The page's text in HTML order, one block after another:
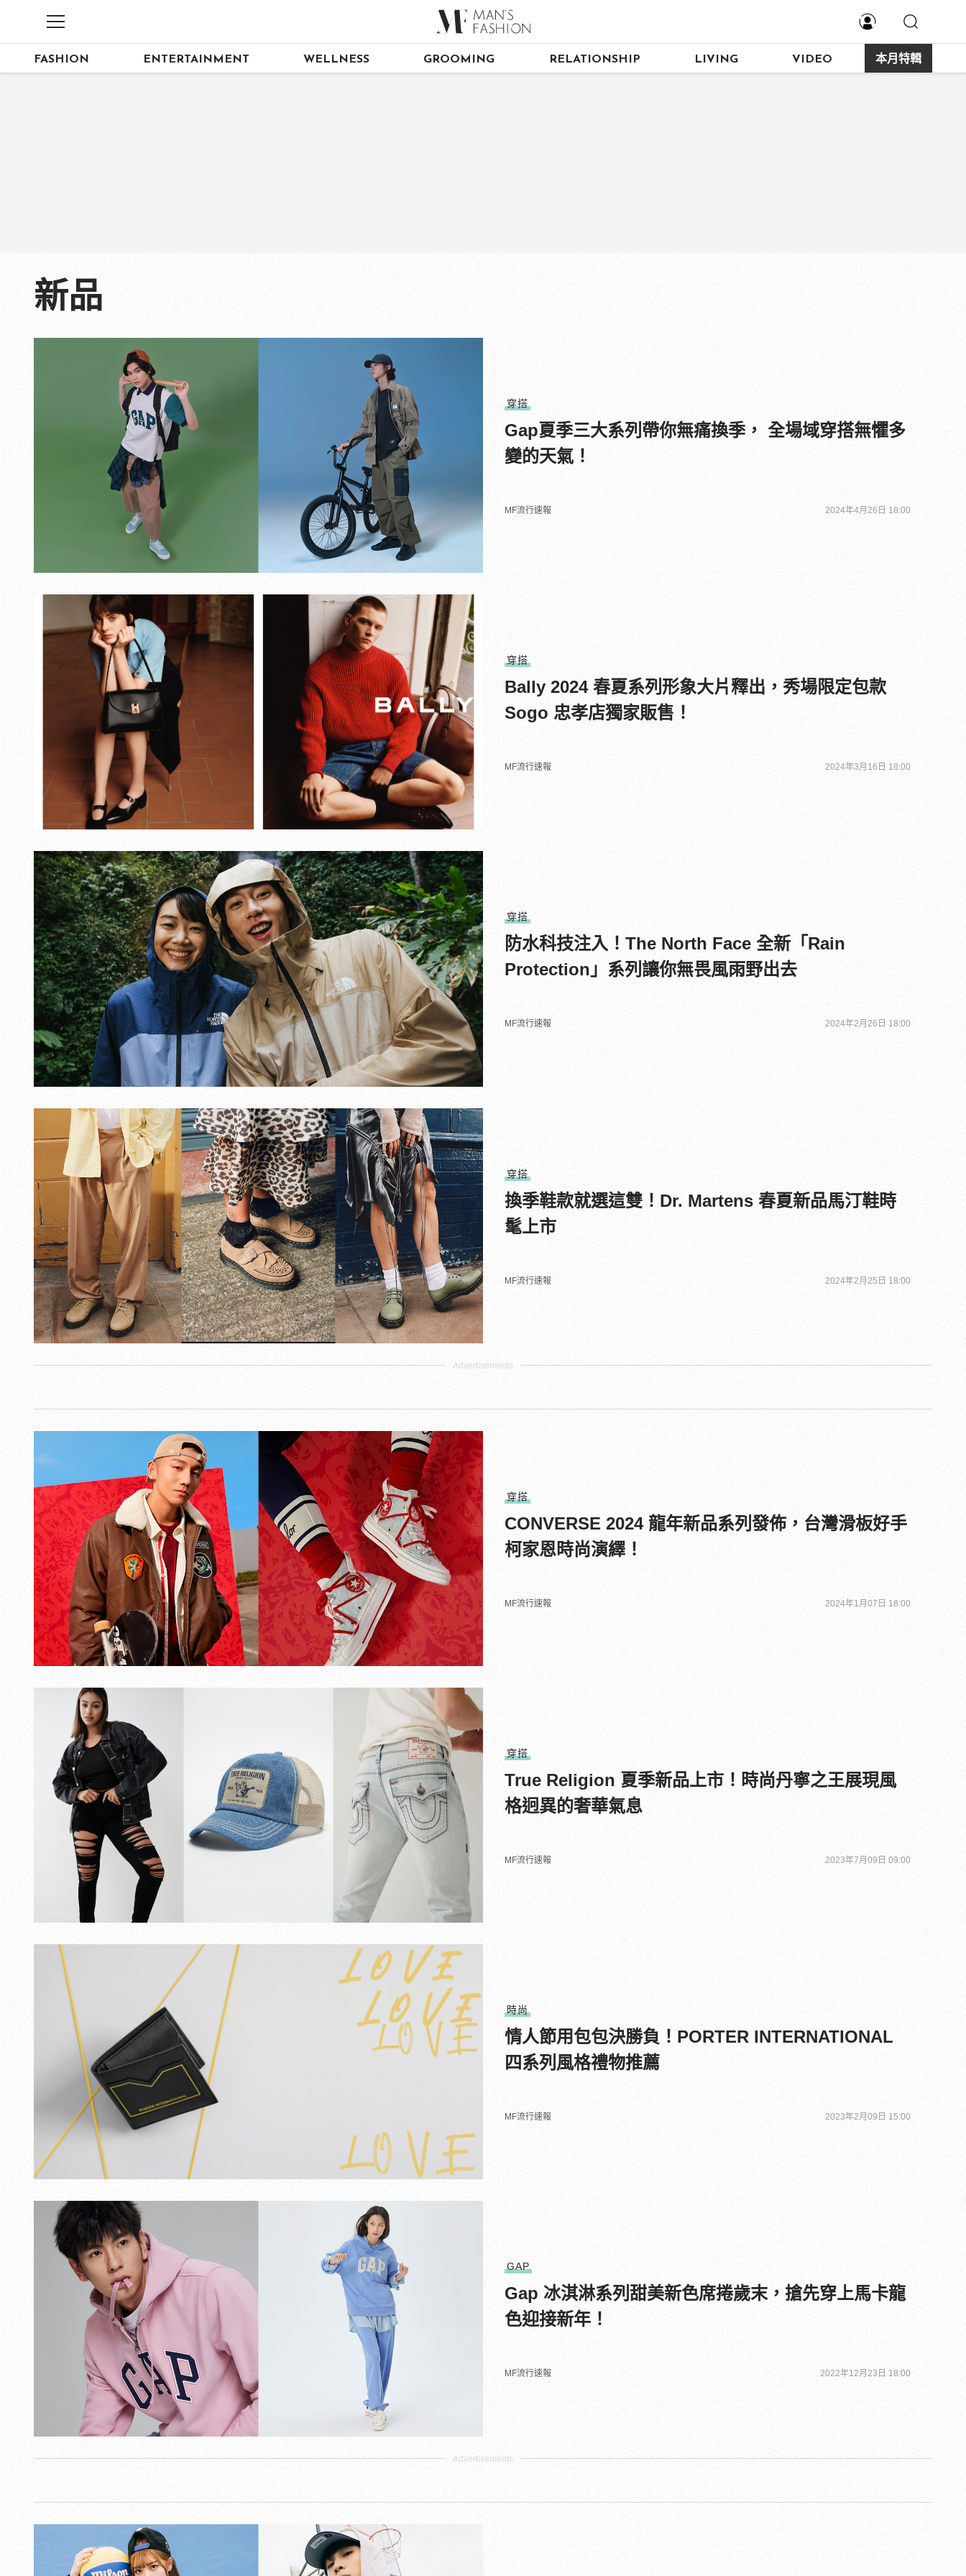
FASHION ENTERTAINMENT WELLNESS GROOMING RELATIONSHIP LIVING VIDEO 本月特輯
新品
穿搭
Gap夏季三大系列帶你無痛換季， 全場域穿搭無懼多
變的天氣！
MF流行速報 2024年4月26日 18:00
穿搭
Bally 2024 春夏系列形象大片釋出，秀場限定包款
Sogo 忠孝店獨家販售！
MF流行速報 2024年3月16日 18:00
穿搭
防水科技注入！The North Face 全新「Rain
Protection」系列讓你無畏風雨野出去
MF流行速報 2024年2月26日 18:00
穿搭
換季鞋款就選這雙！Dr. Martens 春夏新品馬汀鞋時
髦上市
MF流行速報 2024年2月25日 18:00
穿搭
CONVERSE 2024 龍年新品系列發佈，台灣滑板好手
柯家恩時尚演繹！
MF流行速報 2024年1月07日 18:00
穿搭
True Religion 夏季新品上市！時尚丹寧之王展現風
格迥異的奢華氣息
MF流行速報 2023年7月09日 09:00
時尚
情人節用包包決勝負！PORTER INTERNATIONAL
四系列風格禮物推薦
MF流行速報 2023年2月09日 15:00
GAP
Gap 冰淇淋系列甜美新色席捲歲末，搶先穿上馬卡龍
色迎接新年！
MF流行速報 2022年12月23日 18:00